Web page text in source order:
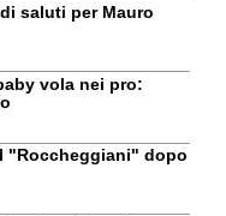
di saluti per Mauro
vola nei pro:
"Roccheggiani" dopo